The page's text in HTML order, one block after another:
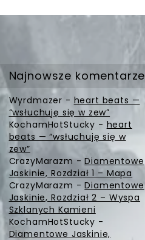
Najnowsze komentarze
Wyrdmazer - heart beats —
“wsłuchuję się w zew”
KochamHotStucky - heart
beats — “wsłuchuję się w
zew”
CrazyMarazm-Diamentowe
Jaskinie, Rozdział 1 – Mapa
CrazyMarazm -Diamentowe
Jaskinie, Rozdział 2 – Wyspa
Szklanych Kamieni
KochamHotStucky -
Diamentowe Jaskinie,